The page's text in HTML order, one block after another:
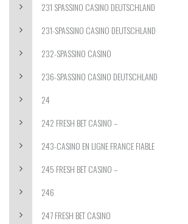
231 SPASSINO CASINO DEUTSCHLAND
231-SPASSINO CASINO DEUTSCHLAND
232-SPASSINO CASINO
236-SPASSINO CASINO DEUTSCHLAND
24
242 FRESH BET CASINO –
243-CASINO EN LIGNE FRANCE FIABLE
245 FRESH BET CASINO –
246
247 FRESH BET CASINO